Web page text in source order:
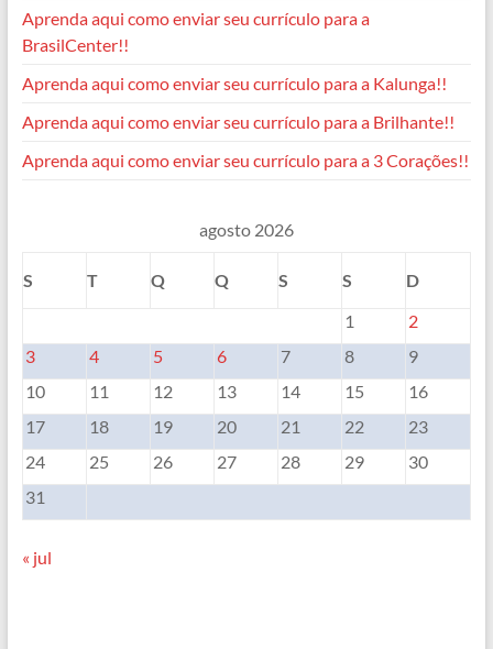
Aprenda aqui como enviar seu currículo para a
BrasilCenter!!
Aprenda aqui como enviar seu currículo para a Kalunga!!
Aprenda aqui como enviar seu currículo para a Brilhante!!
Aprenda aqui como enviar seu currículo para a 3 Corações!!
agosto 2026
S T Q Q S S
D
1
2
3
4 5 6 7 8
9
10
11 12 13 14 15
16
17
18 19 20 21 22
23
24
25 26 27 28 29
30
31
« jul